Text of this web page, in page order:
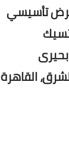
تأسيسي
القاهرة